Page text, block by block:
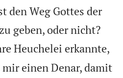
den Weg Gottes der
geben, oder nicht?
Heuchelei erkannte,
einen Denar, damit